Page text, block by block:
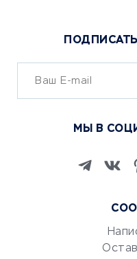
Сервисы доставки
ОБУЧЕНИЕ И
Изучение
Маркетинг и
Репетиторство
Красота и
МЫ В